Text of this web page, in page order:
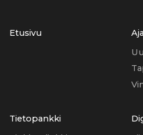
Etusivu
Tietopankki